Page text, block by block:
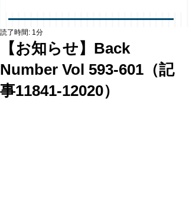
【お知らせ】Back
Number Vol 593-601（記
事11841-12020）
読了時間: 1分